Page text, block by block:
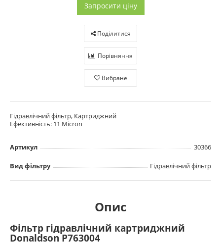
Запросити ціну
Поділитися
Порівняння
Вибране
Гідравлічний фільтр, Картриджний
Ефективність: 11 Micron
Артикул 30366
Вид фільтру Гідравлічний фільтр
Опис
Фільтр гідравлічний картриджний
Donaldson P763004